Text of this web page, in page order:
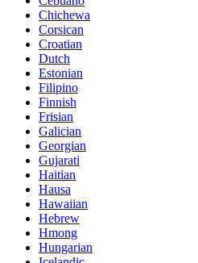
Chichewa
Corsican
Croatian
Dutch
Estonian
Filipino
Finnish
Frisian
Galician
Georgian
Gujarati
Haitian
Hausa
Hawaiian
Hebrew
Hmong
Hungarian